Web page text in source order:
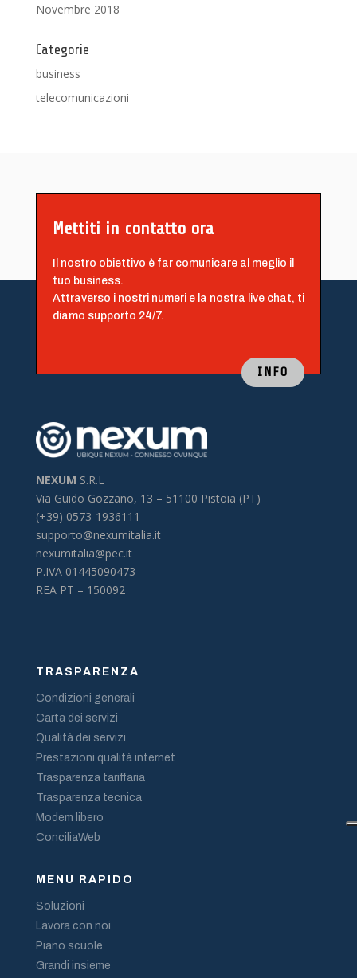
Novembre 2018
Categorie
business
telecomunicazioni
Mettiti in contatto ora
Il nostro obiettivo è far comunicare al meglio il
tuo business.
Attraverso i nostri numeri e la nostra live chat, ti
diamo supporto 24/7.
INFO
NEXUM S.R.L
Via Guido Gozzano, 13 – 51100 Pistoia (PT)
(+39) 0573-1936111
supporto@nexumitalia.it
nexumitalia@pec.it
P.IVA 01445090473
REA PT – 150092
TRASPARENZA
Condizioni generali
Carta dei servizi
Qualità dei servizi
Prestazioni qualità internet
Trasparenza tariffaria
Trasparenza tecnica
Modem libero
ConciliaWeb
MENU RAPIDO
Soluzioni
Lavora con noi
Piano scuole
Grandi insieme